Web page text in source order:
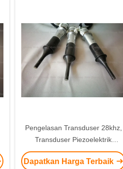
Pengelasan Transduser 28khz,
Transduser Piezoelektrik
Ultrasonik Dengan Tanduk Baja
Hitam
Dapatkan Harga Terbaik